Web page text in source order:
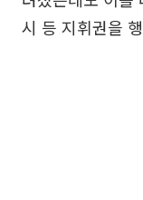
시 등 지휘권을